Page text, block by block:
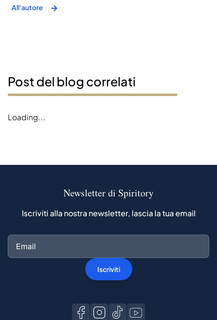
All'autore
Post del blog correlati
Error loading blogs
Newsletter di Spiritory
Iscriviti alla nostra newsletter, lascia la tua email
Iscriviti